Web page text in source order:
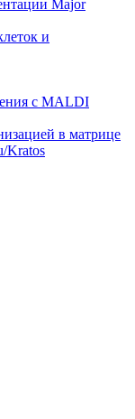
Major
и
с MALDI
в матрице
Kratos